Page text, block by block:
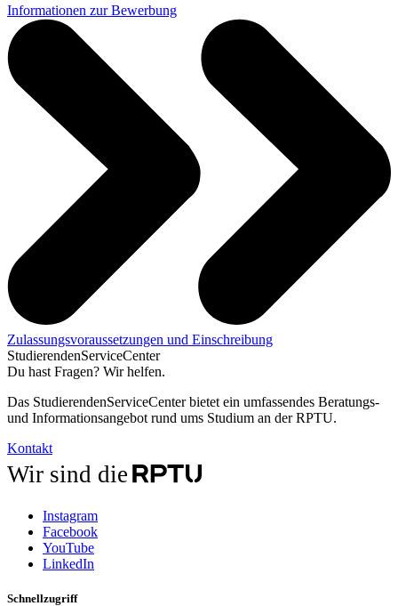
Informationen zur Bewerbung
Zulassungsvoraussetzungen und Einschreibung
StudierendenServiceCenter
Du hast Fragen? Wir helfen.
Das StudierendenServiceCenter bietet ein umfassendes Beratungs-
und Informationsangebot rund ums Studium an der RPTU.
Kontakt
Wir sind die
Instagram
Facebook
YouTube
LinkedIn
Schnellzugriff